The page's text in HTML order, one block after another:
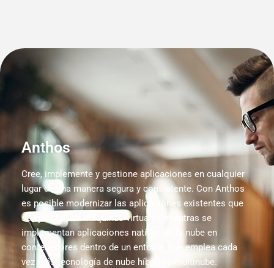
Anthos
Cree, implemente y gestione aplicaciones en cualquier
lugar de una manera segura y consistente. Con Anthos
es posible modernizar las aplicaciones existentes que
se ejecutan en máquinas virtuales mientras se
implementan aplicaciones nativas de la nube en
contenedores dentro de un entorno que emplea cada
vez más tecnología de nube híbrida y multinube.